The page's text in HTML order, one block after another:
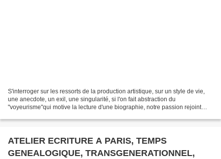
S'interroger sur les ressorts de la production artistique, sur un style de vie,
une anecdote, un exil, une singularité, si l'on fait abstraction du
"voyeurisme"qui motive la lecture d'une biographie, notre passion rejoint
ATELIER ECRITURE A PARIS, TEMPS
GENEALOGIQUE, TRANSGENERATIONNEL,